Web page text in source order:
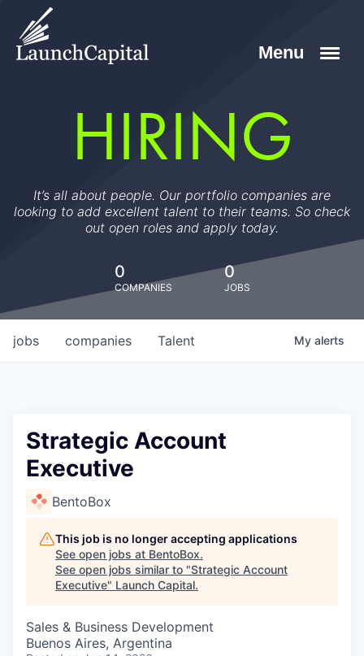
HIRING
It’s all about people. Our portfolio companies are
looking to add excellent talent to their teams. So check
out open roles and apply today.
0
COMPANIES
0
JOBS
jobs companies Talent My alerts
Strategic Account
Executive
BentoBox
This job is no longer accepting applications
See open jobs at BentoBox.
See open jobs similar to "Strategic Account
Executive" Launch Capital.
Sales & Business Development
Buenos Aires, Argentina